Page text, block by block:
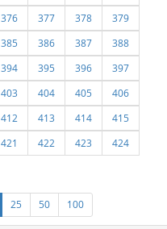
376 377 378
379
385 386 387
388
394 395 396
397
403 404 405
406
412 413 414
415
421 422 423
424
25 50 100